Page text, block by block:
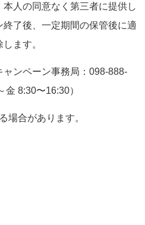
人の同意なく第三者に提供し
終了後、一定期間の保管後に適
ます。
ャンペーン事務局：098-888-
8:30〜16:30）
場合があります。